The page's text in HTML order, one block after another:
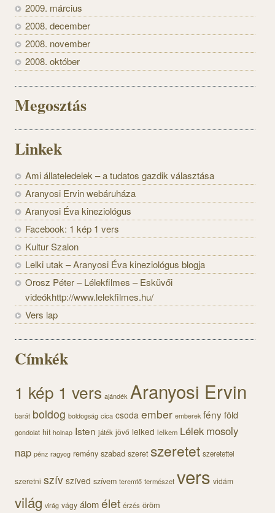
2009. március
2008. december
2008. november
2008. október
Megosztás
Linkek
Ami állateledelek – a tudatos gazdik választása
Aranyosi Ervin webáruháza
Aranyosi Éva kineziológus
Facebook: 1 kép 1 vers
Kultur Szalon
Lelki utak – Aranyosi Éva kineziológus blogja
Orosz Péter – Lélekfilmes – Esküvői
videókhttp://www.lelekfilmes.hu/
Vers lap
Címkék
1 kép 1 vers ajándék Aranyosi Ervin
barát boldog boldogság cica csoda ember emberek fényföld
gondolat hit holnap Isten játék jövő lelked lelkem Lélek mosoly
nap pénz ragyog remény szabad szeret szeretet szeretettel
szeretni szív szíved szívem teremtő természet vers vidám
világ virág vágy álomélet érzés öröm